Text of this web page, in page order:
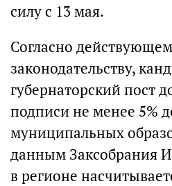
силу с 13 мая.
Согласно
законодательству,
губернаторский пост
подписи не менее 5%
муниципальных
данным Заксобрания
в регионе